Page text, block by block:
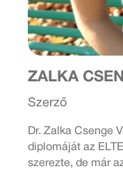
ZALKA
Szerző
Dr. Zalka Csenge
diplomáját az
szerezte, de már